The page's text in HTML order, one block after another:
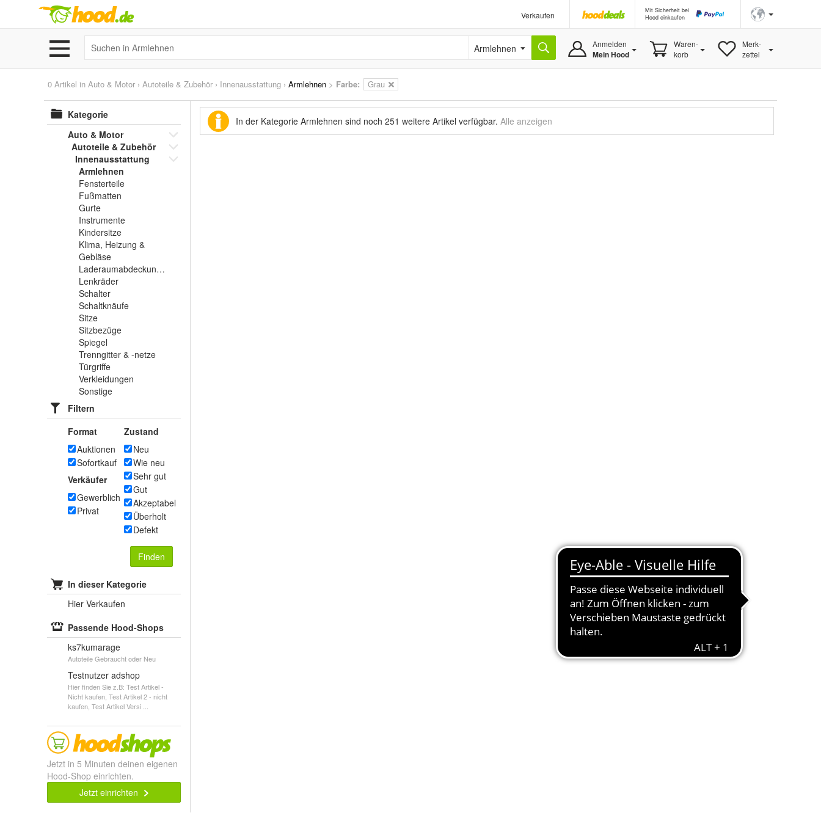
Verkaufen
Mit Sicherheit bei
Hood einkaufen
Armlehnen Anmelden
Mein Hood
Waren-
korb
Merk-
zettel
0 Artikel in Auto & Motor › Autoteile & Zubehör › Innenausstattung › Armlehnen > Farbe: Grau
Kategorie
Auto & Motor
Autoteile & Zubehör
Innenausstattung
Armlehnen
Fensterteile
Fußmatten
Gurte
Instrumente
Kindersitze
Klima, Heizung &
Gebläse
Laderaumabdeckungen
Lenkräder
Schalter
Schaltknäufe
Sitze
Sitzbezüge
Spiegel
Trenngitter & -netze
Türgriffe
Verkleidungen
Sonstige
Filtern
Format
Auktionen
Sofortkauf
Verkäufer
Gewerblich
Privat
Zustand
Neu
Wie neu
Sehr gut
Gut
Akzeptabel
Überholt
Defekt
Finden
In dieser Kategorie
Hier Verkaufen
Passende Hood-Shops
ks7kumarage
Autoteile Gebraucht oder Neu
Testnutzer adshop
Hier finden Sie z.B: Test Artikel -
Nicht kaufen, Test Artikel 2 - nicht
kaufen, Test Artikel Versi ...
Jetzt in 5 Minuten deinen eigenen
Hood-Shop einrichten.
Jetzt einrichten
In der Kategorie Armlehnen sind noch 251 weitere Artikel verfügbar. Alle anzeigen